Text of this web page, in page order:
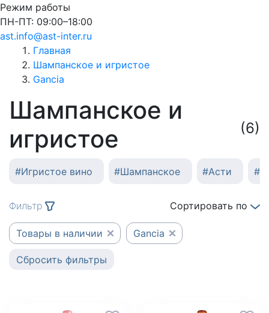
Режим работы
ПН-ПТ: 09:00–18:00
ast.info@ast-inter.ru
Главная
Шампанское и игристое
Gancia
Шампанское и
игристое
(6)
#Игристое вино #Шампанское #Асти #
Фильтр Сортировать по
Товары в наличии Gancia
Сбросить фильтры